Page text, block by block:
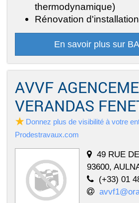
thermodynamique)
Rénovation
En savoir plus sur
AVVF
VERANDAS
Donnez plus de visibilité à votre
Prodestravaux.com
49 RUE
93600,
(+33) 01